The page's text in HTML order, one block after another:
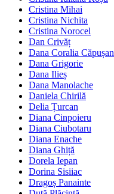
Cristina Mihai
Cristina Nichita
Cristina Norocel
Dan Crivăț
Dana Coralia Căpușan
Dana Grigorie
Dana Ilieș
Dana Manolache
Daniela Chirilă
Delia Țurcan
Diana Cinpoieru
Diana Ciubotaru
Diana Enache
Diana Ghiță
Dorela Iepan
Dorina Sisiiac
Dragoș Panainte